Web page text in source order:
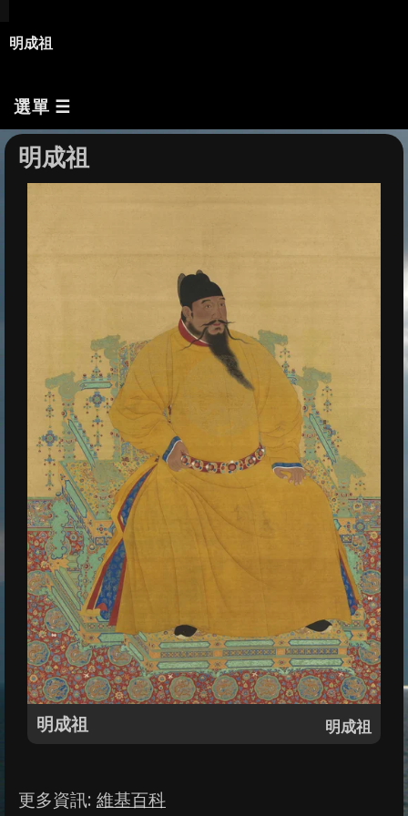
明成祖
選單 ☰
明成祖
明成祖 明成祖
更多資訊: 維基百科